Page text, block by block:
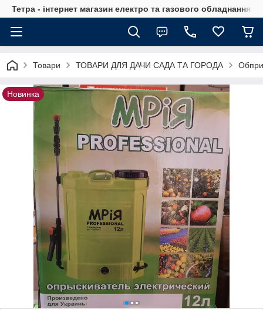
Тетра - інтернет магазин електро та газового обладнання,
Товари ТОВАРИ ДЛЯ ДАЧИ САДА ТА ГОРОДА
Новинка